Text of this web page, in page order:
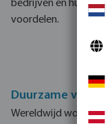
bedrijven en
voordelen.
Duurzame
Wereldwijd wordt